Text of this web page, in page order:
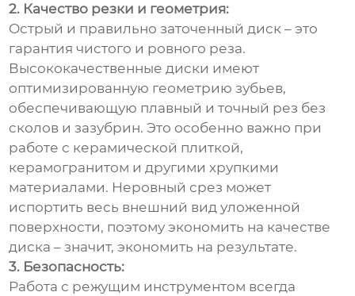
2. Качество резки и геометрия:
Острый и правильно заточенный диск – это
гарантия чистого и ровного реза.
Высококачественные диски имеют
оптимизированную геометрию зубьев,
обеспечивающую плавный и точный рез без
сколов и зазубрин. Это особенно важно при
работе с керамической плиткой,
керамогранитом и другими хрупкими
материалами. Неровный срез может
испортить весь внешний вид уложенной
поверхности, поэтому экономить на качестве
диска – значит, экономить на результате.
3. Безопасность:
Работа с режущим инструментом всегда